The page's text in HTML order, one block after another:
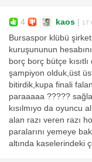
4 kaos | 17
Bursaspor klübü
kuruşununun
borç borç bütçe
şampiyon olduk,üst
bitirdik,kupa finali
paraaaaa ?????
kısılmıyo da oyuncu
alan razı veren razı
paralarını yemeye
altında kaselerindeki